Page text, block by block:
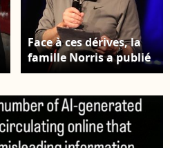
Face à ces dérives, la
famille Norris a publié
un message clair sur
affirmations sont
totalement fausses",
demandent aux fans